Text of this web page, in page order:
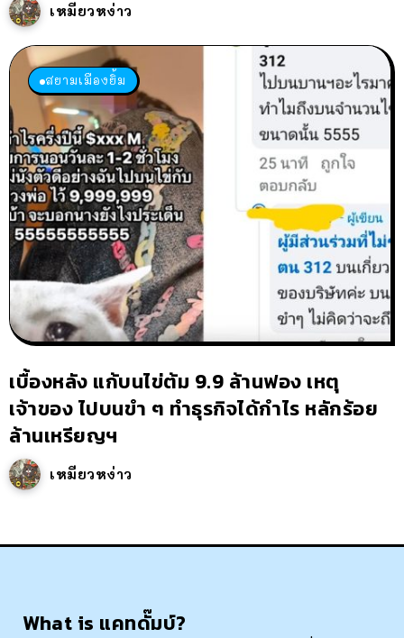
เหมียวหง่าว
สยามเมืองยิ้ม
เบื้องหลัง แก้บนไข่ต้ม 9.9 ล้านฟอง เหตุ
เจ้าของ ไปบนขำ ๆ ทำธุรกิจได้กำไร หลักร้อย
ล้านเหรียญฯ
เหมียวหง่าว
What is แคทดั๊มบ์?